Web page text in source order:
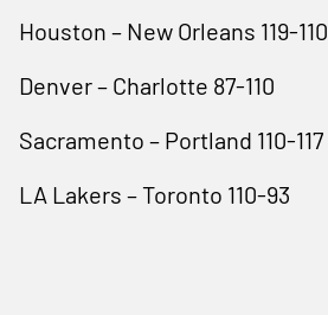
Houston – New Orleans 119-110
Denver – Charlotte 87-110
Sacramento – Portland 110-117
LA Lakers – Toronto 110-93